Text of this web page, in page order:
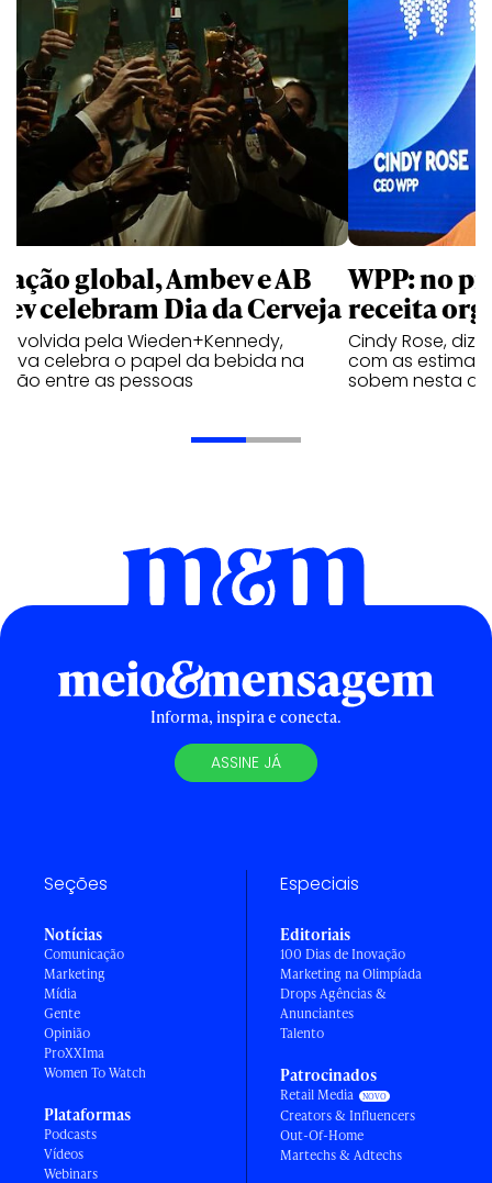
ação global, Ambev e AB
celebram Dia da Cerveja
pela Wieden+Kennedy,
celebra o papel da bebida na
entre as pessoas
WPP: no
receita
Cindy Rose, diz
com as
sobem nesta
Informa, inspira e conecta.
ASSINE JÁ
Seções
Notícias
Comunicação
Marketing
Mídia
Gente
Opinião
ProXXIma
Women To Watch
Plataformas
Podcasts
Vídeos
Webinars
Especiais
Editoriais
100 Dias de Inovação
Marketing na Olimpíada
Drops Agências &
Anunciantes
Talento
Patrocinados
Retail Media
Creators & Influencers
Out-Of-Home
Martechs & Adtechs